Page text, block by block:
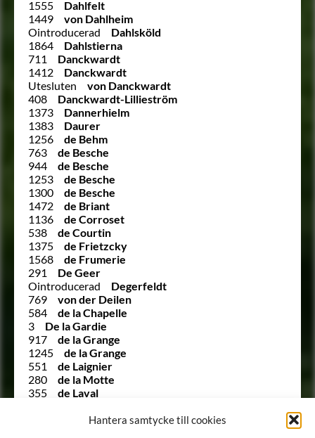
Hantera samtycke till cookies
1555
Dahlfelt
1449
von Dahlheim
Ointroducerad
Dahlsköld
1864
Dahlstierna
711
Danckwardt
1412
Danckwardt
Utesluten
von Danckwardt
408
Danckwardt-Lillieström
1373
Dannerhielm
1383
Daurer
1256
de Behm
763
de Besche
944
de Besche
1253
de Besche
1300
de Besche
1472
de Briant
1136
de Corroset
538
de Courtin
1375
de Frietzcky
1568
de Frumerie
291
De Geer
Ointroducerad
Degerfeldt
769
von der Deilen
584
de la Chapelle
3
De la Gardie
917
de la Grange
1245
de la Grange
551
de Laignier
280
de la Motte
355
de Laval
von Dellingshausen